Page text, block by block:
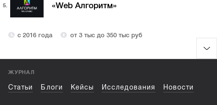
5. «Web Алгоритм»
с 2016 года от 3 тыс до 350 тыс руб
ЖУРНАЛ
Статьи Блоги Кейсы Исследования Новости